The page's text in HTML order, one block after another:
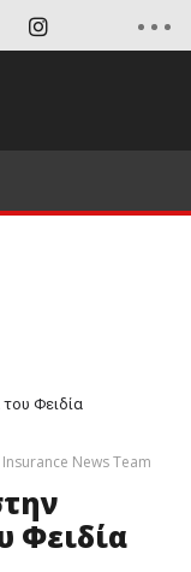
Φειδία
News Team
Φειδία